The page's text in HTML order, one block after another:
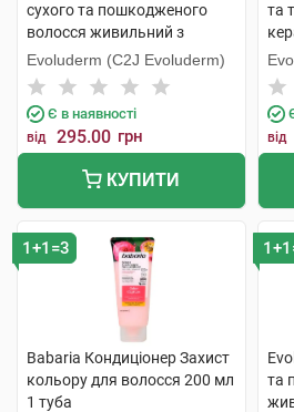
сухого та пошкодженого
волосся живильний з
аргановою олією 400 мл 1
флакон
Evoluderm (C2J Evoluderm)
Є в наявності
від 295.00 грн
КУПИТИ
та
від
1+1=3
Babaria Кондиціонер Захист
кольору для волосся 200 мл
1 туба
та